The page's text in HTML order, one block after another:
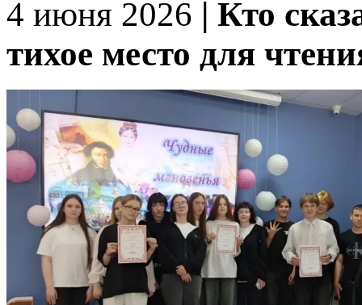
4 июня 2026 | Кто
тихое место для